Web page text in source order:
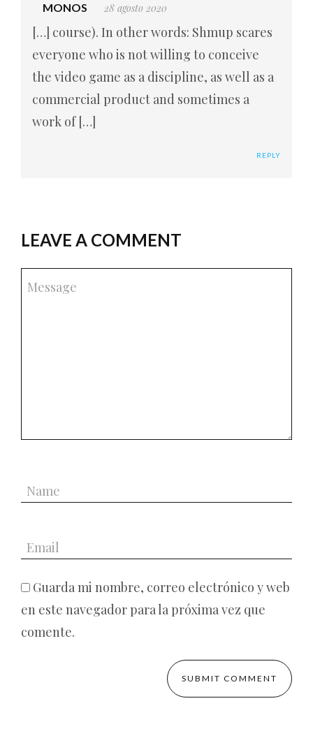
MONOS
28 agosto 2020
[…] course). In other words: Shmup scares
everyone who is not willing to conceive
the video game as a discipline, as well as a
commercial product and sometimes a
work of […]
REPLY
LEAVE A COMMENT
Guarda mi nombre, correo electrónico y web
en este navegador para la próxima vez que
comente.